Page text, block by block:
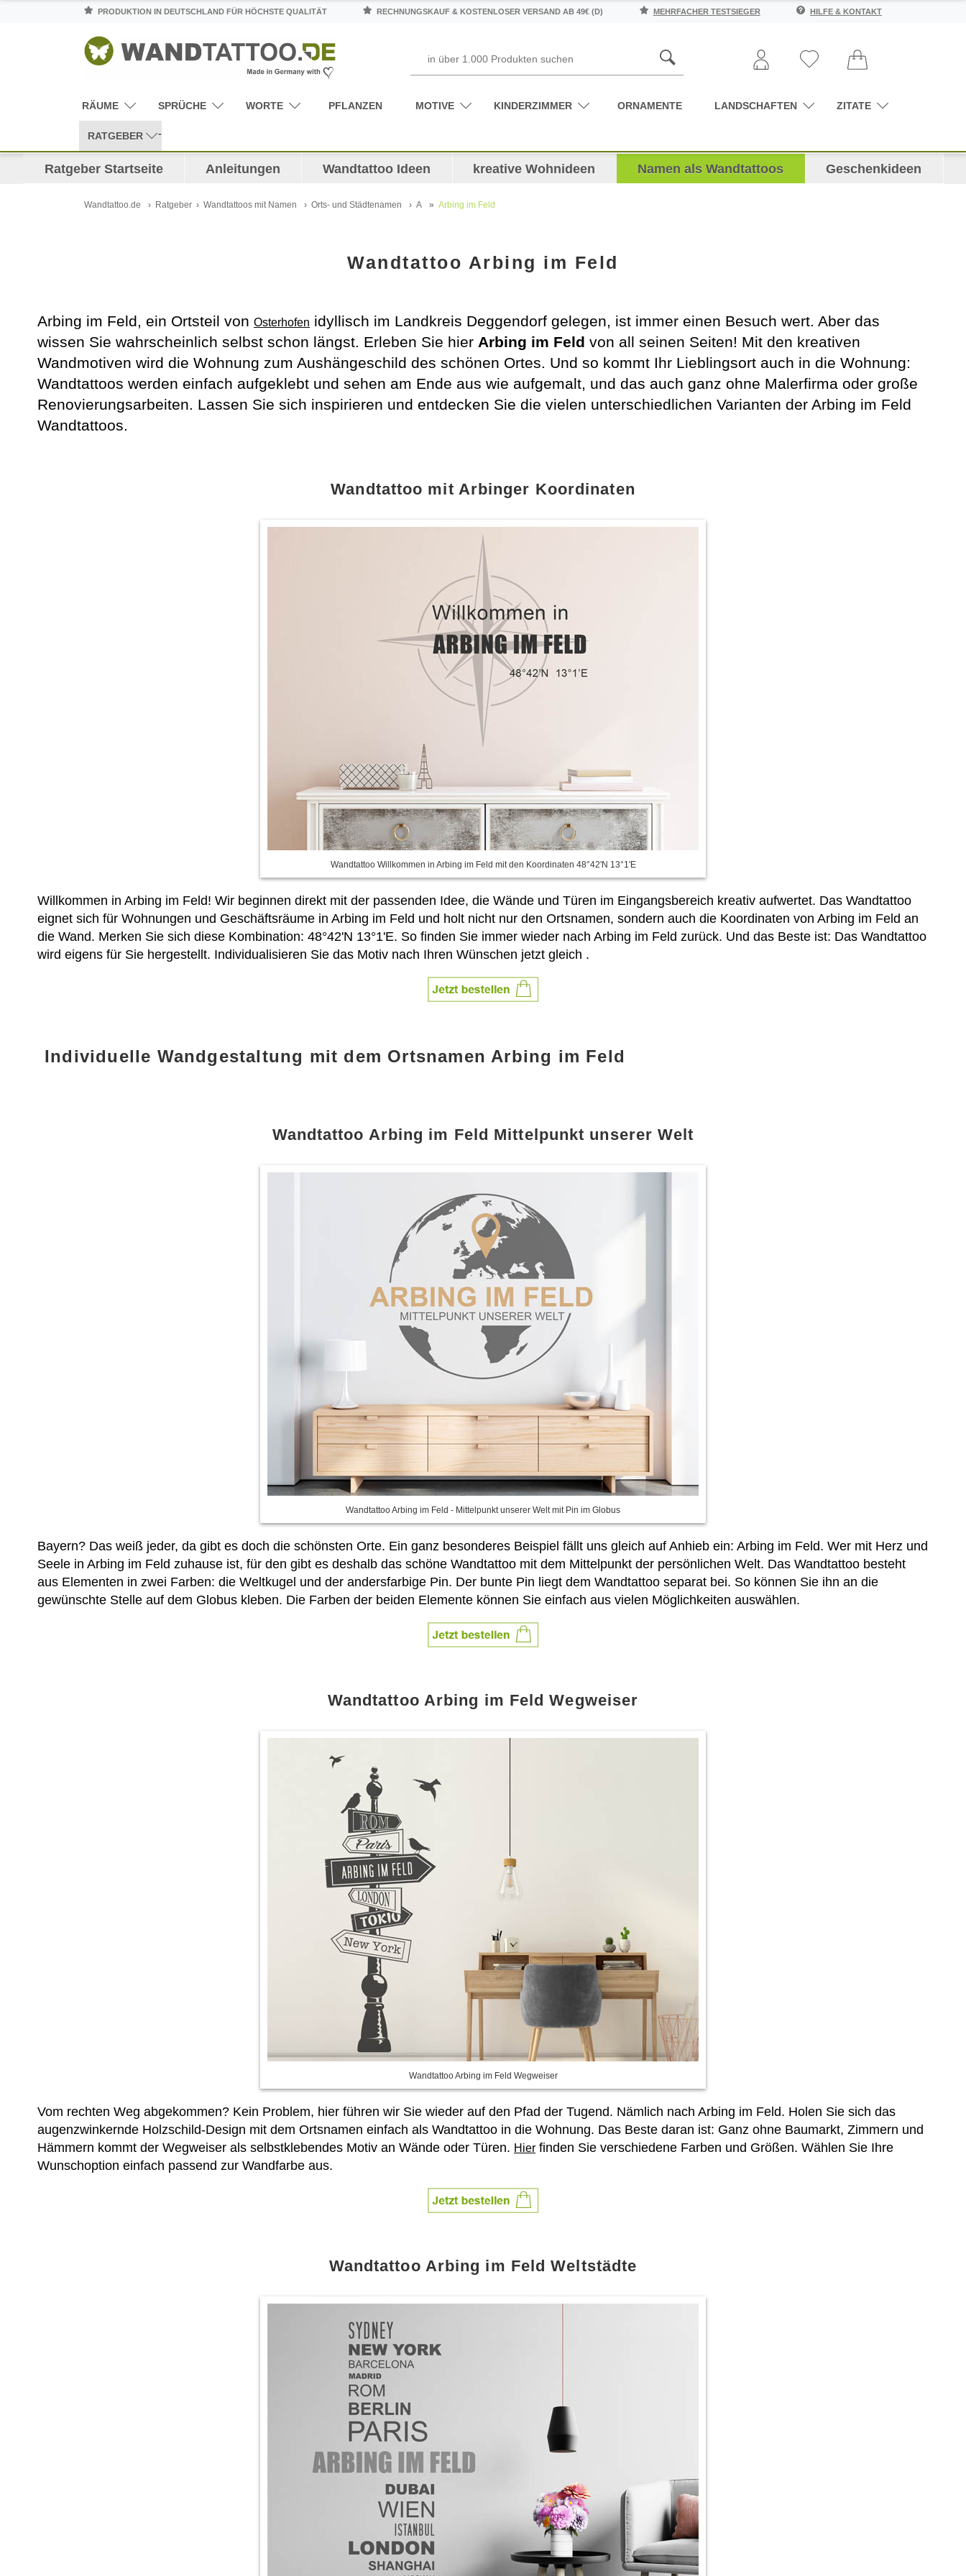
PRODUKTION IN DEUTSCHLAND FÜR HÖCHSTE QUALITÄT RECHNUNGSKAUF & KOSTENLOSER VERSAND AB 49€ (D) MEHRFACHER TESTSIEGER HILFE & KONTAKT
RÄUME SPRÜCHE WORTE PFLANZEN MOTIVE KINDERZIMMER ORNAMENTE LANDSCHAFTEN ZITATE
RATGEBER
Ratgeber Startseite Anleitungen Wandtattoo Ideen kreative Wohnideen Namen als Wandtattoos Geschenkideen
Wandtattoo.de Ratgeber Wandtattoos mit Namen Orts- und Städtenamen A Arbing im Feld
Wandtattoo Arbing im Feld
Arbing im Feld, ein Ortsteil von Osterhofen idyllisch im Landkreis Deggendorf gelegen, ist immer einen Besuch wert. Aber das
wissen Sie wahrscheinlich selbst schon längst. Erleben Sie hier Arbing im Feld von all seinen Seiten! Mit den kreativen
Wandmotiven wird die Wohnung zum Aushängeschild des schönen Ortes. Und so kommt Ihr Lieblingsort auch in die Wohnung:
Wandtattoos werden einfach aufgeklebt und sehen am Ende aus wie aufgemalt, und das auch ganz ohne Malerfirma oder große
Renovierungsarbeiten. Lassen Sie sich inspirieren und entdecken Sie die vielen unterschiedlichen Varianten der Arbing im Feld
Wandtattoos.
Wandtattoo mit Arbinger Koordinaten
Wandtattoo Willkommen in Arbing im Feld mit den Koordinaten 48°42'N 13°1'E
Willkommen in Arbing im Feld! Wir beginnen direkt mit der passenden Idee, die Wände und Türen im Eingangsbereich kreativ aufwertet. Das Wandtattoo
eignet sich für Wohnungen und Geschäftsräume in Arbing im Feld und holt nicht nur den Ortsnamen, sondern auch die Koordinaten von Arbing im Feld an
die Wand. Merken Sie sich diese Kombination: 48°42'N 13°1'E. So finden Sie immer wieder nach Arbing im Feld zurück. Und das Beste ist: Das Wandtattoo
wird eigens für Sie hergestellt. Individualisieren Sie das Motiv nach Ihren Wünschen jetzt gleich .
Individuelle Wandgestaltung mit dem Ortsnamen Arbing im Feld
Wandtattoo Arbing im Feld Mittelpunkt unserer Welt
Wandtattoo Arbing im Feld - Mittelpunkt unserer Welt mit Pin im Globus
Bayern? Das weiß jeder, da gibt es doch die schönsten Orte. Ein ganz besonderes Beispiel fällt uns gleich auf Anhieb ein: Arbing im Feld. Wer mit Herz und
Seele in Arbing im Feld zuhause ist, für den gibt es deshalb das schöne Wandtattoo mit dem Mittelpunkt der persönlichen Welt. Das Wandtattoo besteht
aus Elementen in zwei Farben: die Weltkugel und der andersfarbige Pin. Der bunte Pin liegt dem Wandtattoo separat bei. So können Sie ihn an die
gewünschte Stelle auf dem Globus kleben. Die Farben der beiden Elemente können Sie einfach aus vielen Möglichkeiten auswählen.
Wandtattoo Arbing im Feld Wegweiser
Wandtattoo Arbing im Feld Wegweiser
Vom rechten Weg abgekommen? Kein Problem, hier führen wir Sie wieder auf den Pfad der Tugend. Nämlich nach Arbing im Feld. Holen Sie sich das
augenzwinkernde Holzschild-Design mit dem Ortsnamen einfach als Wandtattoo in die Wohnung. Das Beste daran ist: Ganz ohne Baumarkt, Zimmern und
Hämmern kommt der Wegweiser als selbstklebendes Motiv an Wände oder Türen. Hier finden Sie verschiedene Farben und Größen. Wählen Sie Ihre
Wunschoption einfach passend zur Wandfarbe aus.
Wandtattoo Arbing im Feld Weltstädte